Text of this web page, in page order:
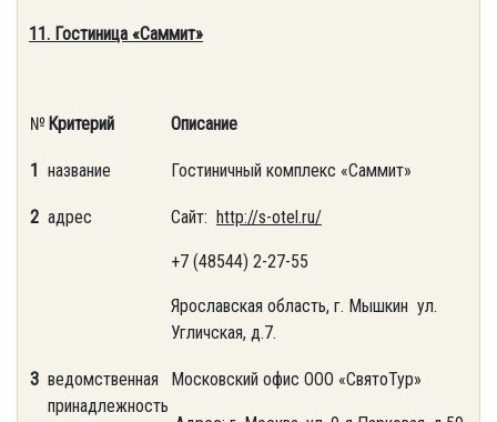
11. Гостиница «Саммит»
№ Критерий Описание
1 название Гостиничный комплекс «Саммит»
2 адрес Сайт: http://s-otel.ru/
+7 (48544) 2-27-55
Ярославская область, г. Мышкин ул.
Угличская, д.7.
3 ведомственная
принадлежность
Московский офис ООО «СвятоТур»